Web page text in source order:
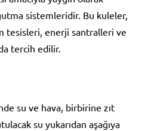
sistemleridir. Bu kuleler,
tesisleri, enerji santralleri ve
tercih edilir.
su ve hava, birbirine zıt
su yukarıdan aşağıya